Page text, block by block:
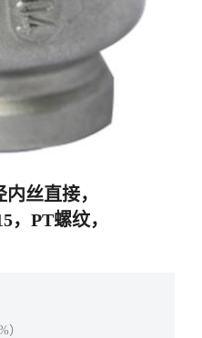
丝直接，
PT螺纹，
）